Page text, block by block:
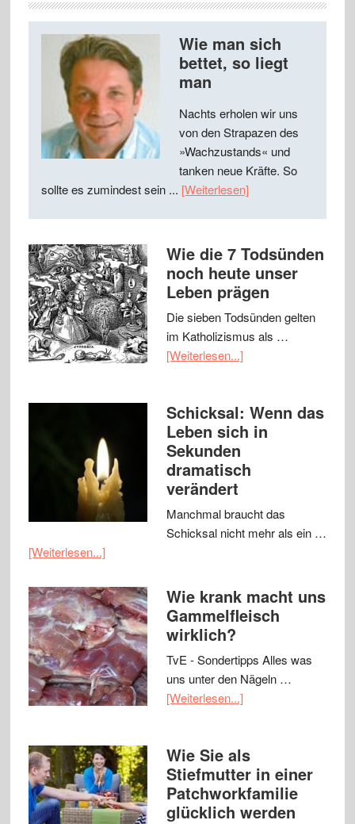
Wie man sich
bettet, so liegt
man
Nachts erholen wir uns
von den Strapazen des
»Wachzustands« und
tanken neue Kräfte. So
sollte es zumindest sein ... [Weiterlesen]
Wie die 7 Todsünden
noch heute unser
Leben prägen
Die sieben Todsünden gelten
im Katholizismus als …
[Weiterlesen...]
Schicksal: Wenn das
Leben sich in
Sekunden
dramatisch
verändert
Manchmal braucht das
Schicksal nicht mehr als ein …
[Weiterlesen...]
Wie krank macht uns
Gammelfleisch
wirklich?
TvE - Sondertipps Alles was
uns unter den Nägeln …
[Weiterlesen...]
Wie Sie als
Stiefmutter in einer
Patchworkfamilie
glücklich werden